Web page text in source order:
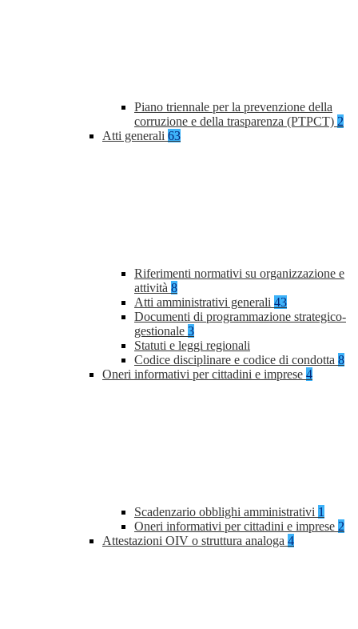
Piano triennale per la prevenzione della
corruzione e della trasparenza (PTPCT) 2
Atti generali 63
Riferimenti normativi su organizzazione e
attività 8
Atti amministrativi generali 43
Documenti di programmazione strategico-
gestionale 3
Statuti e leggi regionali
Codice disciplinare e codice di condotta 8
Oneri informativi per cittadini e imprese 4
Scadenzario obblighi amministrativi 1
Oneri informativi per cittadini e imprese 2
Attestazioni OIV o struttura analoga 4